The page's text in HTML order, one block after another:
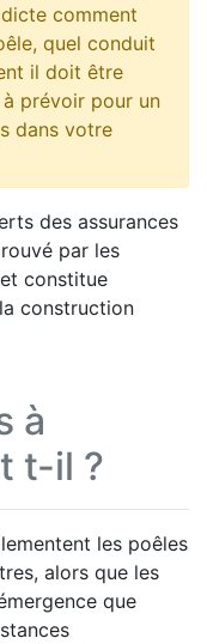
comment
quel conduit
il doit être
prévoir pour un
dans votre
des assurances
par les
constitue
la construction
à
t-il ?
les poêles
alors que les
que